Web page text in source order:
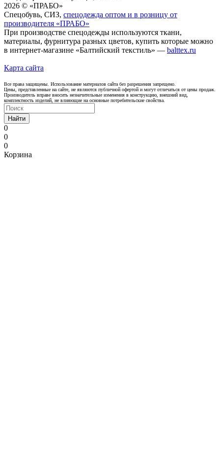
2026 © «ПРАБО»
Спецобувь, СИЗ, спецодежда оптом и в розницу от
производителя «ПРАБО»
При производстве спецодежды используются ткани,
материалы, фурнитура разных цветов, купить которые можно
в интернет-магазине «Балтийский текстиль» — balttex.ru
Карта сайта
Все права защищены. Использование материалов сайта без разрешения запрещено.
Цены, представленные на сайте, не являются публичной офертой и могут отличаться от цены продаж.
Производитель вправе вносить незначительные изменения в конструкцию, внешний вид,
комплектность изделий, не влияющие на основные потребительские свойства.
Найти
0
0
0
Корзина